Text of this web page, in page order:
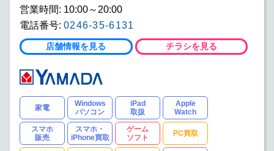
営業時間: 10:00～20:00
電話番号: 0246-35-6131
店舗情報を見る チラシを見る
家電
Windows
パソコン
iPad
取扱
Apple
Watch
スマホ
販売
スマホ・
iPhone買取
ゲーム
ソフト
PC買取